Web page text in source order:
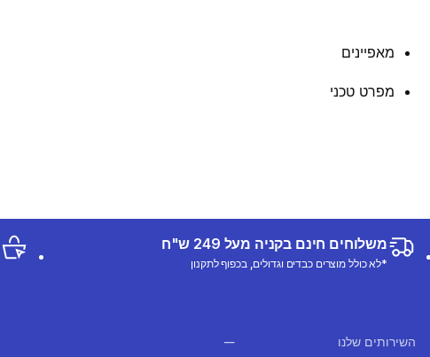
מאפיינים
מפרט טכני
משלוחים חינם בקניה מעל 249 ש"ח
*לא כולל מוצרים כבדים וגדולים, בכפוף לתקנון
השירותים שלנו